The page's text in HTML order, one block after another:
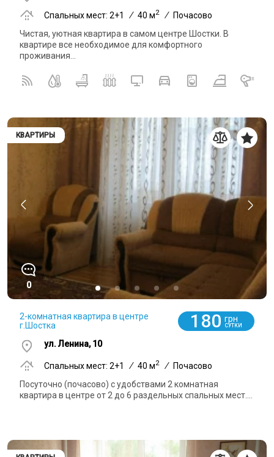
Спальных мест: 2+1 / 40 м2 / Почасово
Чистая, уютная квартира в самом центре Шостки. В
квартире все необходимое для комфортного
проживания...
КВАРТИРЫ
0
2-комнатная квартира в центре
г.Шостка
180 грн
СУТКИ
ул. Ленина, 10
Спальных мест: 2+1 / 40 м2 / Почасово
Посуточно (почасово) с удобствами 2 комнатная
квартира в центре от 2 до 6 раздельных спальных мест....